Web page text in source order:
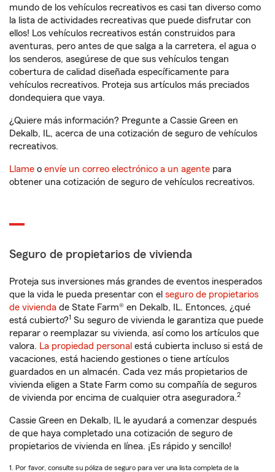
mundo de los vehículos recreativos es casi tan diverso como
la lista de actividades recreativas que puede disfrutar con
ellos! Los vehículos recreativos están construidos para
aventuras, pero antes de que salga a la carretera, el agua o
los senderos, asegúrese de que sus vehículos tengan
cobertura de calidad diseñada específicamente para
vehículos recreativos. Proteja sus artículos más preciados
dondequiera que vaya.
¿Quiere más información? Pregunte a Cassie Green en
Dekalb, IL, acerca de una cotización de seguro de vehículos
recreativos.
Llame o envíe un correo electrónico a un agente para
obtener una cotización de seguro de vehículos recreativos.
Seguro de propietarios de vivienda
Proteja sus inversiones más grandes de eventos inesperados
que la vida le pueda presentar con el seguro de propietarios
de vivienda de State Farm® en Dekalb, IL. Entonces, ¿qué
está cubierto?1 Su seguro de vivienda le garantiza que puede
reparar o reemplazar su vivienda, así como los artículos que
valora. La propiedad personal está cubierta incluso si está de
vacaciones, está haciendo gestiones o tiene artículos
guardados en un almacén. Cada vez más propietarios de
vivienda eligen a State Farm como su compañía de seguros
de vivienda por encima de cualquier otra aseguradora.2
Cassie Green en Dekalb, IL le ayudará a comenzar después
de que haya completado una cotización de seguro de
propietarios de vivienda en línea. ¡Es rápido y sencillo!
1. Por favor, consulte su póliza de seguro para ver una lista completa de la